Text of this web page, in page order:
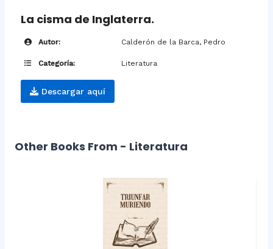
La cisma de Inglaterra.
Autor: Calderón de la Barca, Pedro
Categoría: Literatura
Descargar aquí
Other Books From - Literatura